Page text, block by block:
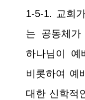
1-5-1. 교회
는 공동체가
하나님이 예
비롯하여 예
대한 신학적